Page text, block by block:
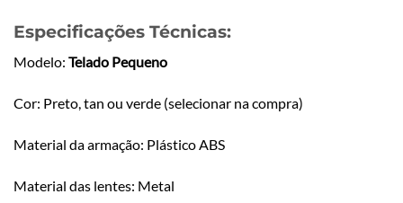
Especificações Técnicas:
Modelo: Telado Pequeno
Cor: Preto, tan ou verde (selecionar na compra)
Material da armação: Plástico ABS
Material das lentes: Metal